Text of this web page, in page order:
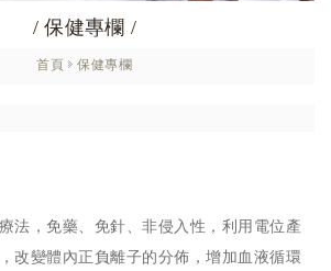
/ 保健專欄 /
首頁 保健專欄
法，免藥、免針、非侵入性，利用電位產
改變體內正負離子的分佈，增加血液循環